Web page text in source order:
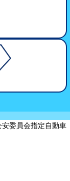
委員会指定自動車